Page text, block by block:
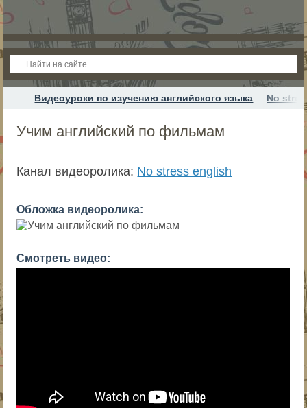
Видеоуроки по изучению английского языка No
Учим английский по фильмам
Канал видеоролика: No stress english
Обложка видеоролика:
Смотреть видео: